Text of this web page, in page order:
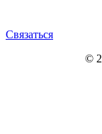
Связаться
©